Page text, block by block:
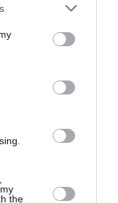
the